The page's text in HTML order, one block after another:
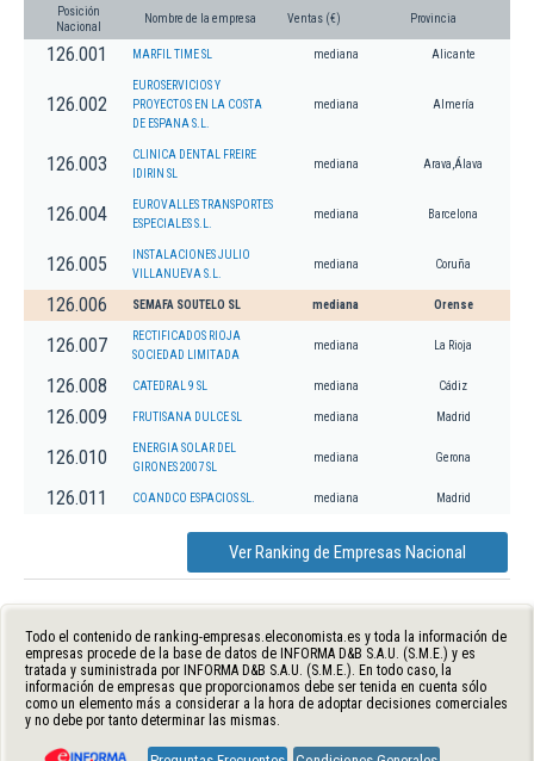
Posición
Nacional
Nombre de la empresa Ventas (€) Provincia
126.001 MARFIL TIME SL mediana Alicante
126.002
EUROSERVICIOS Y
PROYECTOS EN LA COSTA
DE ESPANA S.L.
mediana Almería
126.003
CLINICA DENTAL FREIRE
IDIRIN SL
mediana Arava,Álava
126.004
EUROVALLES TRANSPORTES
ESPECIALES S.L.
mediana Barcelona
126.005
INSTALACIONES JULIO
VILLANUEVA S.L.
mediana Coruña
126.006 SEMAFA SOUTELO SL mediana Orense
126.007
RECTIFICADOS RIOJA
SOCIEDAD LIMITADA
mediana La Rioja
126.008 CATEDRAL 9 SL mediana Cádiz
126.009 FRUTISANA DULCE SL mediana Madrid
126.010
ENERGIA SOLAR DEL
GIRONES 2007 SL
mediana Gerona
126.011 COANDCO ESPACIOS SL. mediana Madrid
Ver Ranking de Empresas Nacional
Todo el contenido de ranking-empresas.eleconomista.es y toda la información de
empresas procede de la base de datos de INFORMA D&B S.A.U. (S.M.E.) y es
tratada y suministrada por INFORMA D&B S.A.U. (S.M.E.). En todo caso, la
información de empresas que proporcionamos debe ser tenida en cuenta sólo
como un elemento más a considerar a la hora de adoptar decisiones comerciales
y no debe por tanto determinar las mismas.